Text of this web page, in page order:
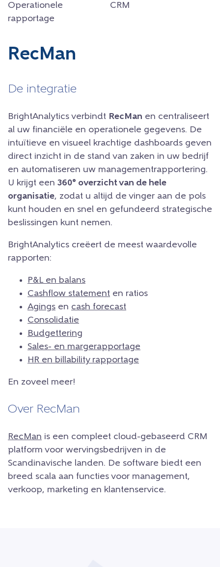
Operationele
rapportage
CRM
RecMan
De integratie
BrightAnalytics verbindt RecMan en centraliseert
al uw financiële en operationele gegevens. De
intuïtieve en visueel krachtige dashboards geven
direct inzicht in de stand van zaken in uw bedrijf
en automatiseren uw managementrapportering.
U krijgt een 360° overzicht van de hele
organisatie, zodat u altijd de vinger aan de pols
kunt houden en snel en gefundeerd strategische
beslissingen kunt nemen.
BrightAnalytics creëert de meest waardevolle
rapporten:
P&L en balans
Cashflow statement en ratios
Agings en cash forecast
Consolidatie
Budgettering
Sales- en margerapportage
HR en billability rapportage
En zoveel meer!
Over RecMan
RecMan is een compleet cloud-gebaseerd CRM
platform voor wervingsbedrijven in de
Scandinavische landen. De software biedt een
breed scala aan functies voor management,
verkoop, marketing en klantenservice.